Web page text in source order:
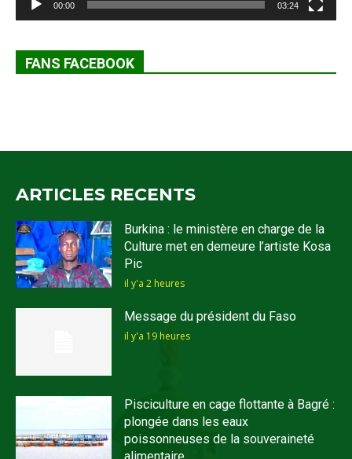
00:00 03:24
FANS FACEBOOK
ARTICLES RECENTS
Burkina : le ministère en charge de la
Culture met en demeure l’artiste Kosa
Pic
il y'a 2 heures
Message du président du Faso
il y'a 19 heures
Pisciculture en cage flottante à Bagré :
plongée dans les eaux
poissonneuses de la souveraineté